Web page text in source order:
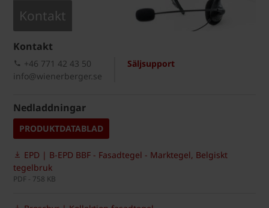
Kontakt
Kontakt
Säljsupport
+46 771 42 43 50
info@wienerberger.se
Nedladdningar
PRODUKTDATABLAD
EPD | B-EPD BBF - Fasadtegel - Marktegel, Belgiskt
tegelbruk
PDF - 758 KB